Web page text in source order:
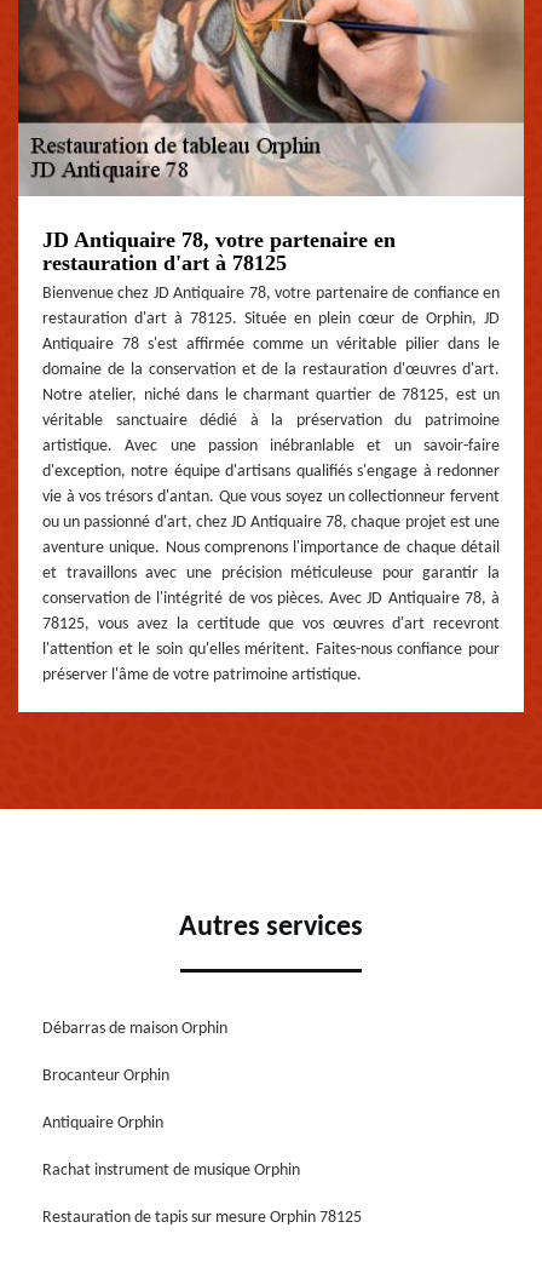
JD Antiquaire 78, votre partenaire en
restauration d'art à 78125
Bienvenue chez JD Antiquaire 78, votre partenaire de confiance en
restauration d'art à 78125. Située en plein cœur de Orphin, JD
Antiquaire 78 s'est affirmée comme un véritable pilier dans le
domaine de la conservation et de la restauration d'œuvres d'art.
Notre atelier, niché dans le charmant quartier de 78125, est un
véritable sanctuaire dédié à la préservation du patrimoine
artistique. Avec une passion inébranlable et un savoir-faire
d'exception, notre équipe d'artisans qualifiés s'engage à redonner
vie à vos trésors d'antan. Que vous soyez un collectionneur fervent
ou un passionné d'art, chez JD Antiquaire 78, chaque projet est une
aventure unique. Nous comprenons l'importance de chaque détail
et travaillons avec une précision méticuleuse pour garantir la
conservation de l'intégrité de vos pièces. Avec JD Antiquaire 78, à
78125, vous avez la certitude que vos œuvres d'art recevront
l'attention et le soin qu'elles méritent. Faites-nous confiance pour
préserver l'âme de votre patrimoine artistique.
Autres services
Débarras de maison Orphin
Brocanteur Orphin
Antiquaire Orphin
Rachat instrument de musique Orphin
Restauration de tapis sur mesure Orphin 78125